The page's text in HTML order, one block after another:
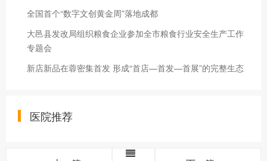
全国首个“数字文创黄金周”落地成都
大邑县发改局组织粮食企业参加全市粮食行业安全生产工作
专题会
新店新品在蓉密集首发 形成“首店—首发—首展”的完整生态
医院推荐